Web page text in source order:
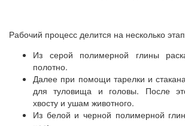
Рабочий процесс делится на несколько
Из серой полимерной глины
полотно.
Далее при помощи тарелки и
для туловища и головы. После
хвосту и ушам животного.
Из белой и черной полимерной